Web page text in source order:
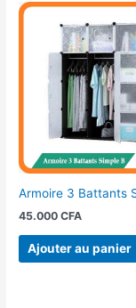
Armoire 3 Battants
45.000CFA
Ajouter au panier